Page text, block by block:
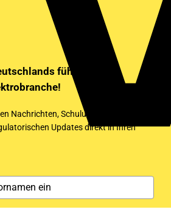
führenden
Nachrichten, Schulungen,
Updates direkt in Ihren